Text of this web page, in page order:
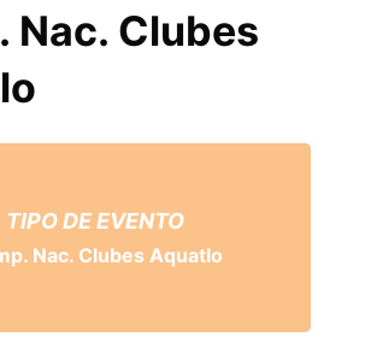
Nac. Clubes
TIPO DE EVENTO
Nac. Clubes Aquatlo